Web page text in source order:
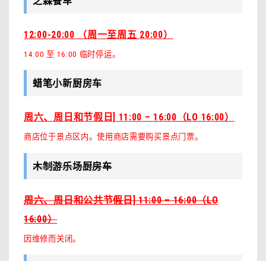
12:00-20:00 （周一至周五 20:00）
14:00 至 16:00 临时停运。
蜡笔小新厨房车
周六、周日和节假日] 11:00 – 16:00（LO 16:00）
商店位于景点区内。使用商店需要购买景点门票。
木制游乐场厨房车
周六、周日和公共节假日] 11:00 – 16:00（LO
16:00）
因维修而关闭。